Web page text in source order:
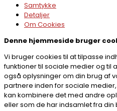
Samtykke
Detaljer
Om Cookies
Denne hjemmeside bruger
Vi bruger cookies til at tilpasse
funktioner til sociale medier og til
også oplysninger om din brug af
partnere inden for sociale
kan kombinere det med andre
eller som de har indsamlet fra din